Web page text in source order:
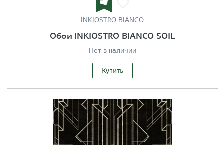
INKIOSTRO BIANCO
Обои INKIOSTRO BIANCO SOIL
Нет в наличии
Купить